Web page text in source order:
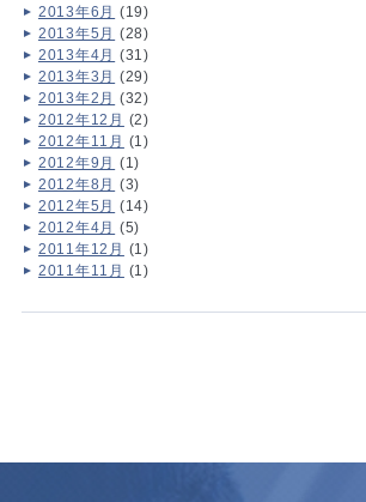
2013年6月 (19)
2013年5月 (28)
2013年4月 (31)
2013年3月 (29)
2013年2月 (32)
2012年12月 (2)
2012年11月 (1)
2012年9月 (1)
2012年8月 (3)
2012年5月 (14)
2012年4月 (5)
2011年12月 (1)
2011年11月 (1)